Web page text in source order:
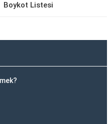
Boykot Listesi